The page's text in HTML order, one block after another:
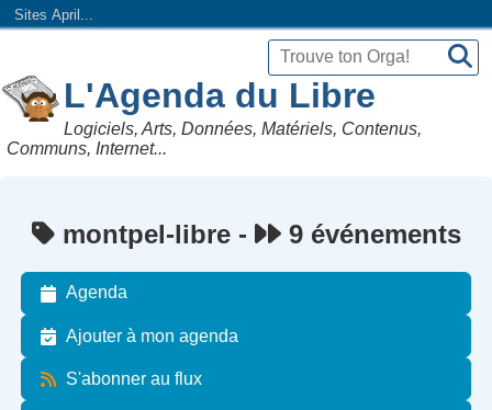
Sites April...
L'Agenda du Libre
Logiciels, Arts, Données, Matériels, Contenus,
Communs, Internet...
montpel-libre - 9 événements
Agenda
Ajouter à mon agenda
S'abonner au flux